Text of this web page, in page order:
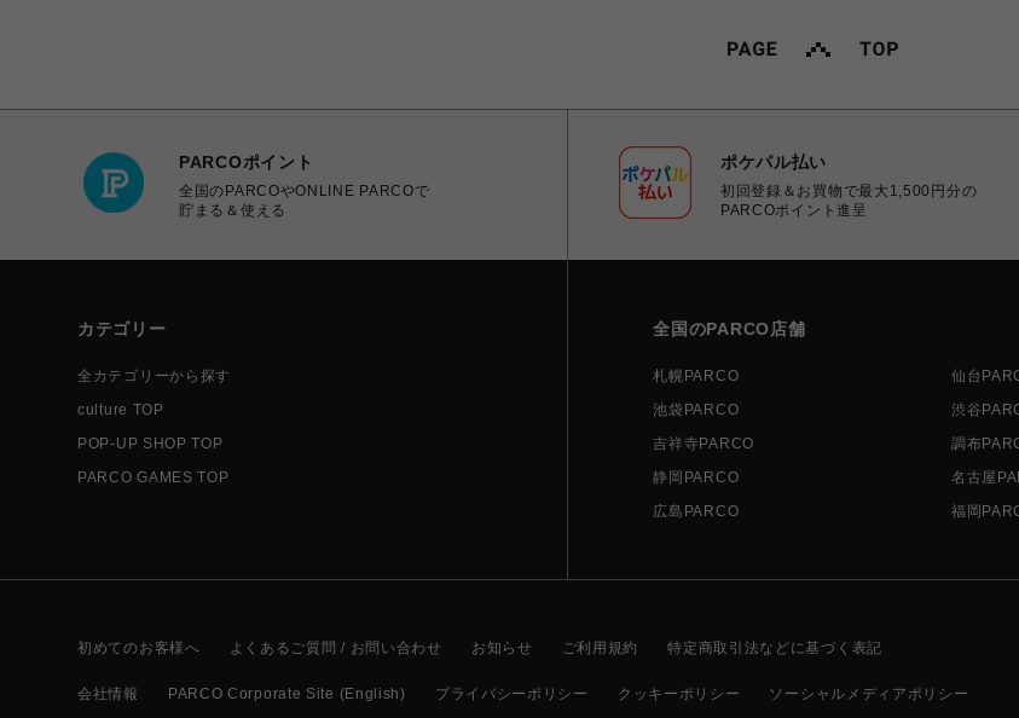
PARCOポイント
全国のPARCOやONLINE PARCOで
貯まる＆使える
ポケパル払い
初回登録＆お買物で最大1,500円分の
PARCOポイント進呈
カテゴリー
全カテゴリーから探す
culture TOP
POP-UP SHOP TOP
PARCO GAMES TOP
全国のPARCO店舗
札幌PARCO 仙台
池袋PARCO
渋谷
吉祥寺PARCO
調布
静岡PARCO
名古屋
広島PARCO
福岡
初めてのお客様へ よくあるご質問 / お問い合わせ お知らせ ご利用規約 特定商取引法などに基づく表記
会社情報 PARCO Corporate Site (English) プライバシーポリシー クッキーポリシー ソーシャルメディアポリシー